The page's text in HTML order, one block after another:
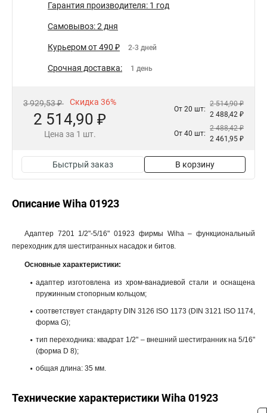
Гарантия производителя: 1 год
Самовывоз: 2 дня
Курьером от 490 ₽ 2-3 дней
Срочная доставка: 1 день
3 929,53 ₽ Скидка 36%
2 514,90 ₽
Цена за 1 шт.
От 20 шт:
2 514,90 ₽
2 488,42 ₽
От 40 шт:
2 488,42 ₽
2 461,95 ₽
Быстрый заказ В корзину
Описание Wiha 01923
Адаптер 7201 1/2"-5/16" 01923 фирмы Wiha – функциональный
переходник для шестигранных насадок и битов.
Основные характеристики:
адаптер изготовлена из хром-ванадиевой стали и оснащена
пружинным стопорным кольцом;
соответствует стандарту DIN 3126 ISO 1173 (DIN 3121 ISO 1174,
форма G);
тип переходника: квадрат 1/2" – внешний шестигранник на 5/16"
(форма D 8);
общая длина: 35 мм.
Технические характеристики Wiha 01923